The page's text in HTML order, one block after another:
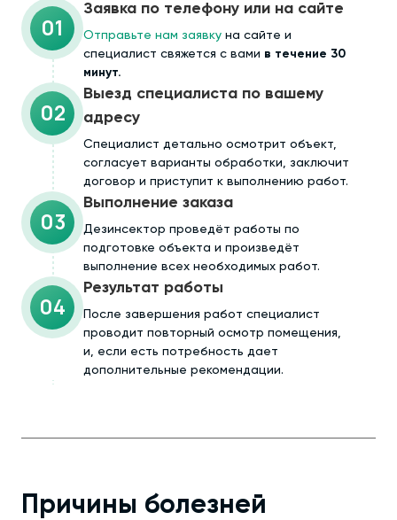
01
Заявка по телефону или на сайте
Отправьте нам заявку на сайте и
специалист свяжется с вами в течение 30
минут.
02
Выезд специалиста по вашему
адресу
Cпециалист детально осмотрит объект,
согласует варианты обработки, заключит
договор и приступит к выполнению работ.
03
Выполнение заказа
Дезинсектор проведёт работы по
подготовке объекта и произведёт
выполнение всех необходимых работ.
04
Результат работы
После завершения работ специалист
проводит повторный осмотр помещения,
и, если есть потребность дает
дополнительные рекомендации.
Причины болезней